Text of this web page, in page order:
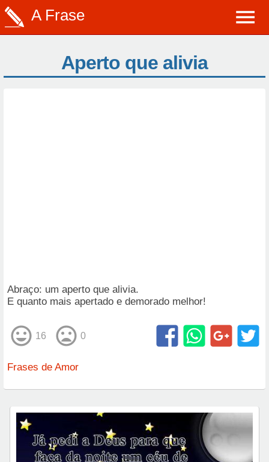
A Frase
Aperto que alivia
Abraço: um aperto que alivia.
E quanto mais apertado e demorado melhor!
16 0
Frases de Amor